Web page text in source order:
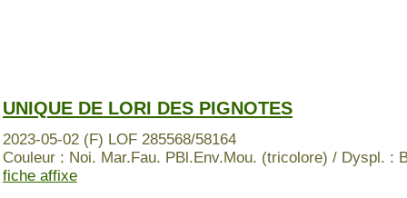
UNIQUE DE LORI DES PIGNOTES
2023-05-02 (F) LOF 285568/58164
Couleur : Noi. Mar.Fau. PBl.Env.Mou. (tricolore) / Dyspl. :
fiche affixe